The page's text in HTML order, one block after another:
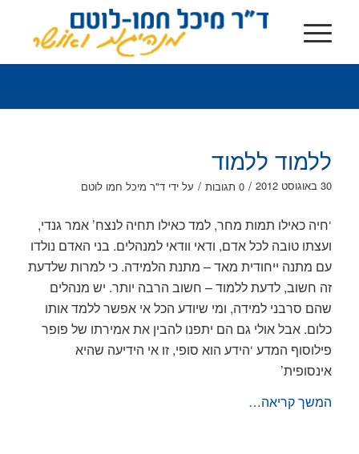
ללמוד ללמוד
30 באוגוסט 2012 / 0 תגובות / על ידי ד"ר מיכל חמו לוטם
‘חיה כאילו תמות מחר, למד כאילו תחיה לנצח’ אמר גנדי,
ועצתו טובה לכל אדם, ודאי וודאי למנהלים. בני האדם נולדו
עם מתנה ייחודית מאד – מתנת הלמידה. כי למרות שלדעת
זה חשוב, לדעת ללמוד – חשוב הרבה יותר. יש מנהלים
שהם סרבני למידה, ומי שיודע הכל אי אפשר ללמד אותו
כלום. אבל אולי גם הם יתפנו להבין את אמירתו של פופר
פילוסוף המדע ‘הידע הוא סופי, זו אי הידיעה שהיא
אינסופית’
המשך קריאה…